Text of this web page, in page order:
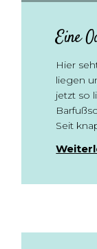
Eine
Hier
liegen
jetzt so
Seit